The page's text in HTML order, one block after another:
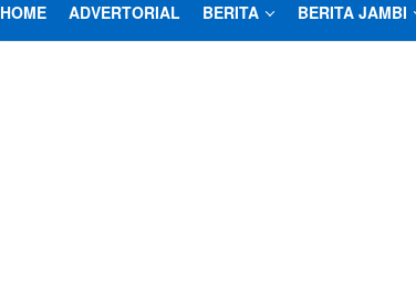
HOME ADVERTORIAL BERITA BERITA JAMBI